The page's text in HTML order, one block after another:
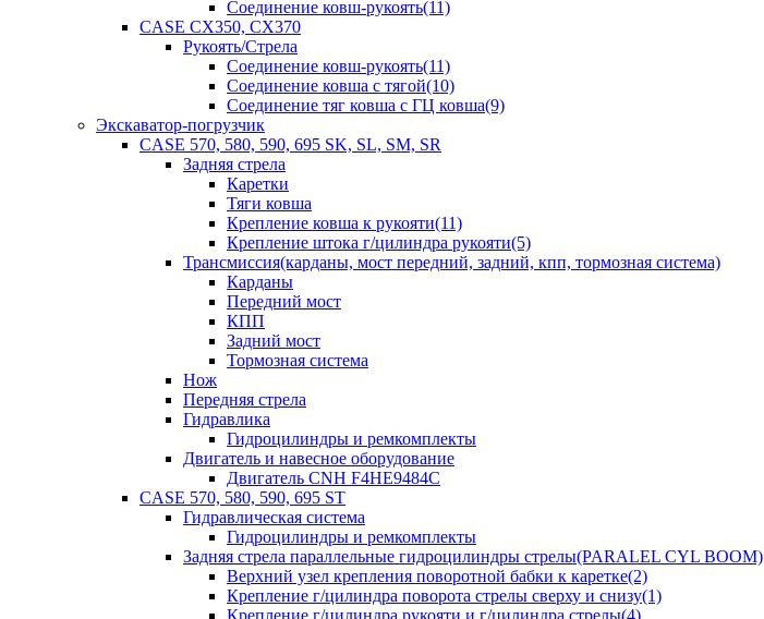
Соединение ковш-рукоять(11)
CASE CX350, CX370
Рукоять/Стрела
Соединение ковш-рукоять(11)
Соединение ковша с тягой(10)
Соединение тяг ковша с ГЦ ковша(9)
Экскаватор-погрузчик
CASE 570, 580, 590, 695 SK, SL, SM, SR
Задняя стрела
Каретки
Тяги ковша
Крепление ковша к рукояти(11)
Крепление штока г/цилиндра рукояти(5)
Трансмиссия(карданы, мост передний, задний, кпп, тормозная система)
Карданы
Передний мост
КПП
Задний мост
Тормозная система
Нож
Передняя стрела
Гидравлика
Гидроцилиндры и ремкомплекты
Двигатель и навесное оборудование
Двигатель CNH F4HE9484C
CASE 570, 580, 590, 695 ST
Гидравлическая система
Гидроцилиндры и ремкомплекты
Задняя стрела параллельные гидроцилиндры стрелы(PARALEL CYL BOOM)
Верхний узел крепления поворотной бабки к каретке(2)
Крепление г/цилиндра поворота стрелы сверху и снизу(1)
Крепление г/цилиндра рукояти и г/цилиндра стрелы(4)